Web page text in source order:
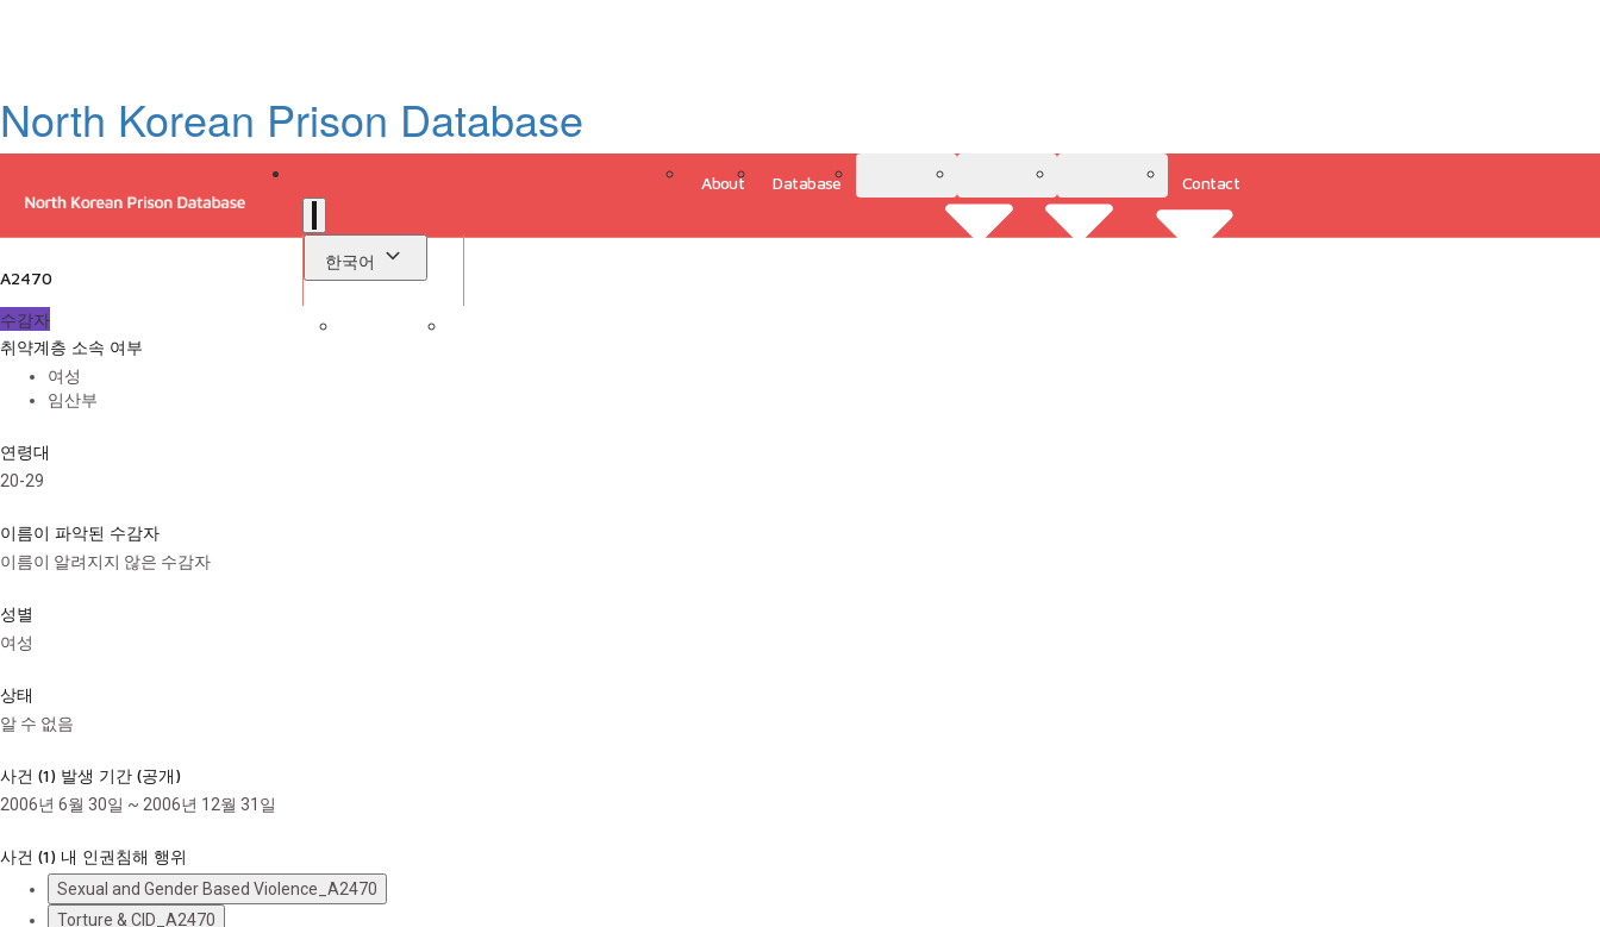
North Korean Prison Database
About Database Contact
한국어
A2470
수감자
취약계층 소속 여부
여성
임산부
연령대
20-29
이름이 파악된 수감자
이름이 알려지지 않은 수감자
성별
여성
상태
알 수 없음
사건 (1) 발생 기간 (공개)
2006년 6월 30일 ~ 2006년 12월 31일
사건 (1) 내 인권침해 행위
Sexual and Gender Based Violence_A2470
Torture & CID_A2470